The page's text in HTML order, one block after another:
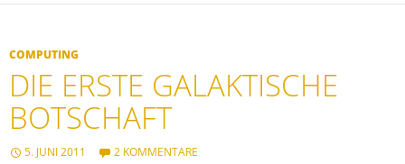
COMPUTING
DIE ERSTE GALAKTISCHE
BOTSCHAFT
5. JUNI 2011 2 KOMMENTARE